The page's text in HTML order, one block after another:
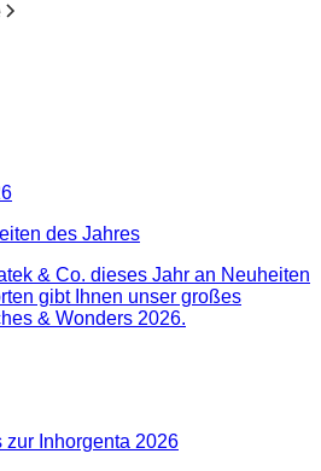
des Jahres
& Co. dieses Jahr an Neuheiten
gibt Ihnen unser großes
& Wonders 2026.
Inhorgenta 2026